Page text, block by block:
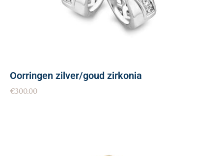
Oorringen zilver/goud zirkonia
€300.00